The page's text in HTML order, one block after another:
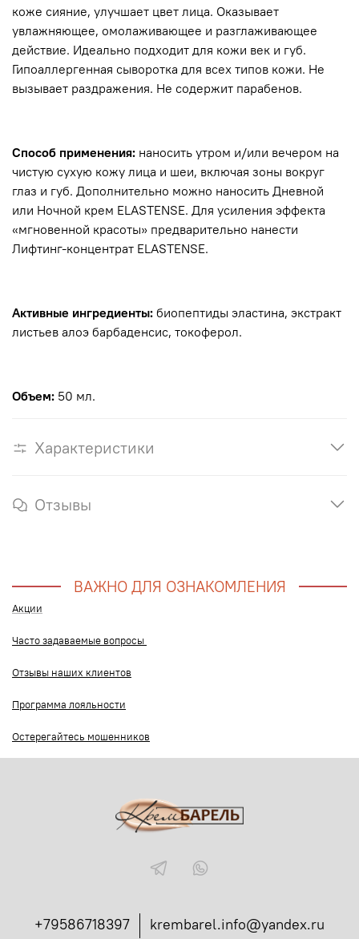
коже сияние, улучшает цвет лица. Оказывает
увлажняющее, омолаживающее и разглаживающее
действие. Идеально подходит для кожи век и губ.
Гипоаллергенная сыворотка для всех типов кожи. Не
вызывает раздражения. Не содержит парабенов.
Способ применения: наносить утром и/или вечером на
чистую сухую кожу лица и шеи, включая зоны вокруг
глаз и губ. Дополнительно можно наносить Дневной
или Ночной крем ELASTENSE. Для усиления эффекта
«мгновенной красоты» предварительно нанести
Лифтинг-концентрат ELASTENSE.
Активные ингредиенты: биопептиды эластина, экстракт
листьев алоэ барбаденсис, токоферол.
Объем: 50 мл.
Характеристики
Отзывы
ВАЖНО ДЛЯ ОЗНАКОМЛЕНИЯ
Акции
Часто задаваемые вопросы
Отзывы наших клиентов
Программа лояльности
Остерегайтесь мошенников
+79586718397 krembarel.info@yandex.ru